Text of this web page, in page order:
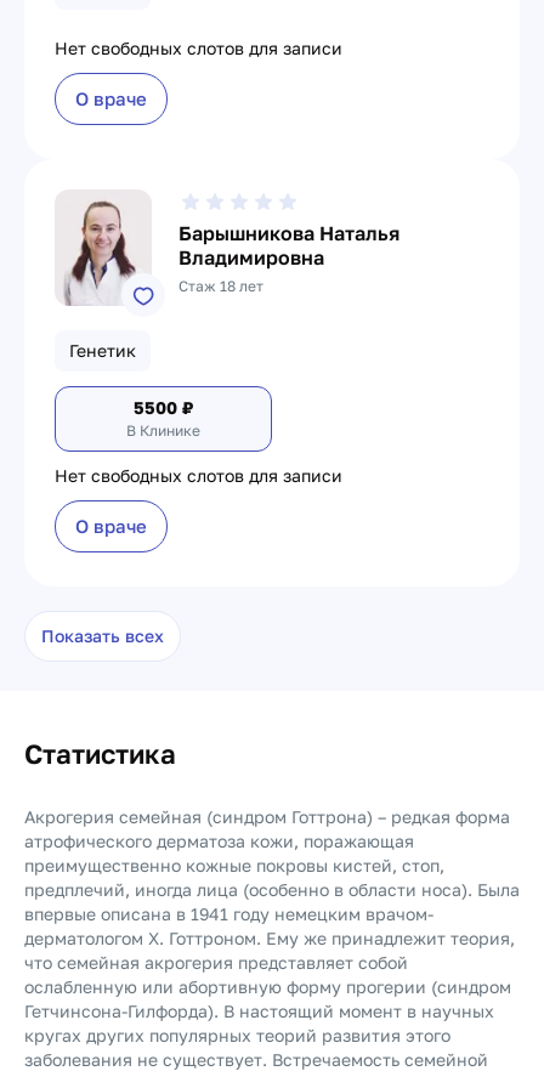
Нет свободных слотов для записи
О враче
Барышникова Наталья
Владимировна
Стаж 18 лет
Генетик
5500 ₽
В Клинике
Нет свободных слотов для записи
О враче
Показать всех
Статистика
Акрогерия семейная (синдром Готтрона) – редкая форма
атрофического дерматоза кожи, поражающая
преимущественно кожные покровы кистей, стоп,
предплечий, иногда лица (особенно в области носа). Была
впервые описана в 1941 году немецким врачом-
дерматологом Х. Готтроном. Ему же принадлежит теория,
что семейная акрогерия представляет собой
ослабленную или абортивную форму прогерии (синдром
Гетчинсона-Гилфорда). В настоящий момент в научных
кругах других популярных теорий развития этого
заболевания не существует. Встречаемость семейной